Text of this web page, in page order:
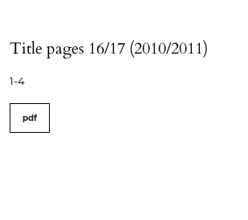
Title pages 16/17 (2010/2011)
1-4
pdf